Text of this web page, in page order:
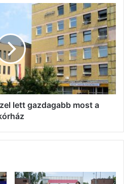
lett gazdagabb most a